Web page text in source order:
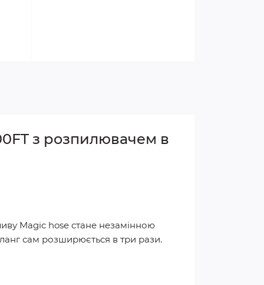
з розпилювачем в
Magic hose стане незамінною
сам розширюється в три рази.